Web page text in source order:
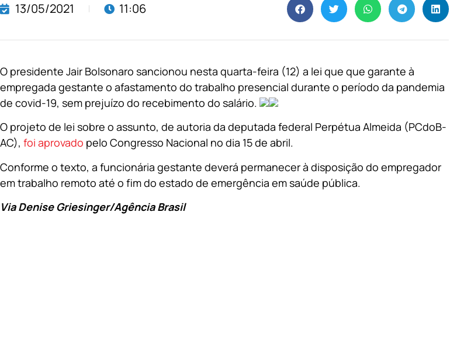
13/05/2021 11:06
O presidente Jair Bolsonaro sancionou nesta quarta-feira (12) a lei que que garante à
empregada gestante o afastamento do trabalho presencial durante o período da pandemia
de covid-19, sem prejuízo do recebimento do salário.
O projeto de lei sobre o assunto, de autoria da deputada federal Perpétua Almeida (PCdoB-
AC), foi aprovado pelo Congresso Nacional no dia 15 de abril.
Conforme o texto, a funcionária gestante deverá permanecer à disposição do empregador
em trabalho remoto até o fim do estado de emergência em saúde pública.
Via Denise Griesinger/Agência Brasil